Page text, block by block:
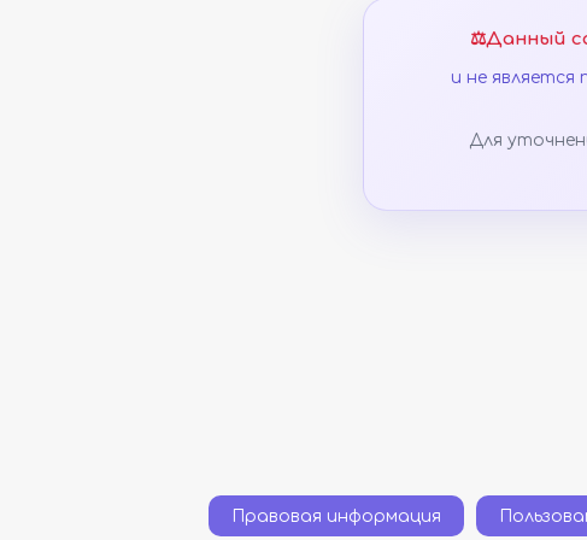
⚖️Данный
и не является
Для
Правовая информация